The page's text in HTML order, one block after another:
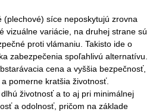
(plechové) síce neposkytujú zrovna
vizuálne variácie, na druhej strane sú
proti vlámaniu. Takisto ide o
zabezpečenia spoľahlivú alternatívu.
cena a vyššia bezpečnosť,
pomerne kratšia životnosť.
životnosť a to aj pri minimálnej
a odolnosť, pričom na základe